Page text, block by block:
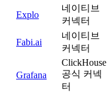
Explo
네이티브
커넥터
Fabi.ai
네이티브
커넥터
Grafana
ClickHouse
공식 커넥
터